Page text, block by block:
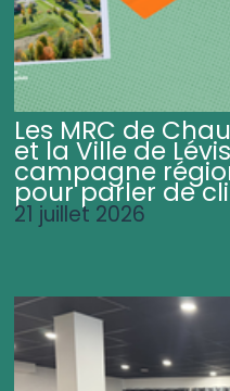
Les MRC de
et la Ville de
campagne
pour parler de
21 juillet 2026